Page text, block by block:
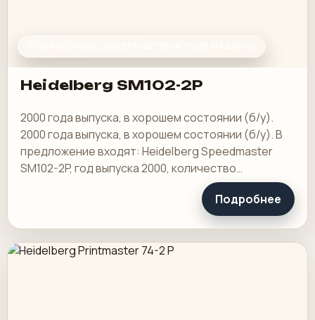
Heidelberg SM102-2P
2000 года выпуска, в хорошем состоянии (б/у).
2000 года выпуска, в хорошем состоянии (б/у). В
предложение входят: Heidelberg Speedmaster
SM102-2P, год выпуска 2000, количество
отпечатков 202 миллиона, CP2000 Center,
Подробнее